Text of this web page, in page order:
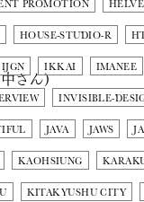
PROMOTION
HOUSE-STUDIO-R
IJGN IKKAI IMANEE
INVISIBLE-
JAVA JAWS
KAOHSIUNG
KITAKYUSHU CITY
さん)